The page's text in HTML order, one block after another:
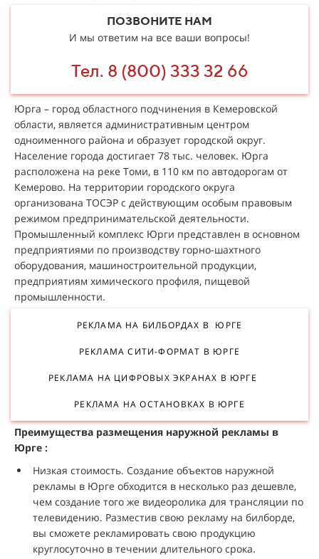
ПОЗВОНИТЕ НАМ
И мы ответим на все ваши вопросы!
Тел. 8 (800) 333 32 66
Юрга – город областного подчинения в Кемеровской
области, является административным центром
одноименного района и образует городской округ.
Население города достигает 78 тыс. человек. Юрга
расположена на реке Томи, в 110 км по автодорогам от
Кемерово. На территории городского округа
организована ТОСЭР с действующим особым правовым
режимом предпринимательской деятельности.
Промышленный комплекс Юрги представлен в основном
предприятиями по производству горно-шахтного
оборудования, машиностроительной продукции,
предприятиям химического профиля, пищевой
промышленности.
РЕКЛАМА НА БИЛБОРДАХ В ЮРГЕ
РЕКЛАМА СИТИ-ФОРМАТ В ЮРГЕ
РЕКЛАМА НА ЦИФРОВЫХ ЭКРАНАХ В ЮРГЕ
РЕКЛАМА НА ОСТАНОВКАХ В ЮРГЕ
Преимущества размещения наружной рекламы в
Юрге :
Низкая стоимость. Создание объектов наружной
рекламы в Юрге обходится в несколько раз дешевле,
чем создание того же видеоролика для трансляции по
телевидению. Разместив свою рекламу на билборде,
вы сможете рекламировать свою продукцию
круглосуточно в течении длительного срока.